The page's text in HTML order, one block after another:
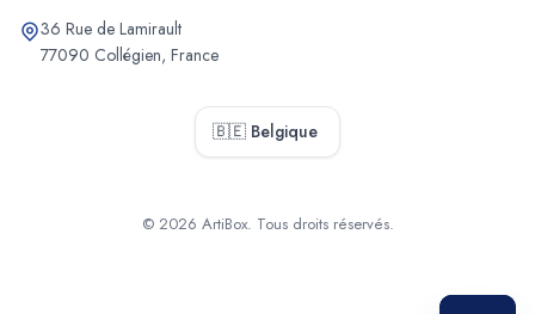
36 Rue de Lamirault
77090 Collégien, France
🇧🇪 Belgique
© 2026 ArtiBox. Tous droits réservés.